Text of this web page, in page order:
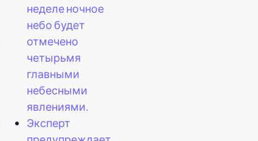
неделе ночное
небо будет
отмечено
четырьмя
главными
небесными
явлениями.
Эксперт